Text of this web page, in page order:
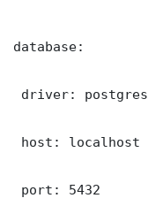
database:
driver: postgres
host: localhost
port: 5432